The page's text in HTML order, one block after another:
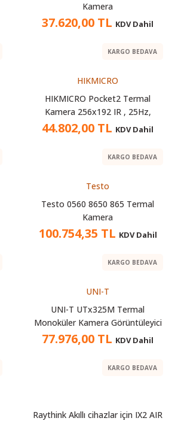
Kamera
37.620,00 TL KDV Dahil
KARGO BEDAVA
HIKMICRO
HIKMICRO Pocket2 Termal
Kamera 256x192 IR , 25Hz,
-20°C~400°C
44.802,00 TL KDV Dahil
KARGO BEDAVA
Testo
Testo 0560 8650 865 Termal
Kamera
100.754,35 TL KDV Dahil
KARGO BEDAVA
UNI-T
UNI-T UTx325M Termal
Monoküler Kamera Görüntüleyici
77.976,00 TL KDV Dahil
KARGO BEDAVA
Raythink Akıllı cihazlar için IX2 AIR